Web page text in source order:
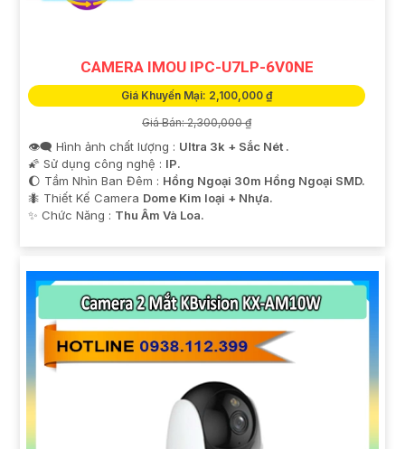
CAMERA IMOU IPC-U7LP-6V0NE
Giá Khuyến Mại: 2,100,000 ₫
Giá Bán: 2,300,000 ₫
👁️‍🗨 Hình ảnh chất lượng : Ultra 3k + Sắc Nét .
🌠 Sử dụng công nghệ : IP.
🌔 Tầm Nhìn Ban Đêm : Hồng Ngoại 30m Hồng Ngoại SMD.
🐜 Thiết Kế Camera Dome Kim loại + Nhựa.
️✨ Chức Năng : Thu Âm Và Loa.